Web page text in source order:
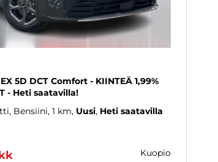
5D DCT Comfort - KIINTEÄ 1,99%
- Heti saatavilla!
Bensiini, 1 km Uusi Heti saatavilla
kuopio